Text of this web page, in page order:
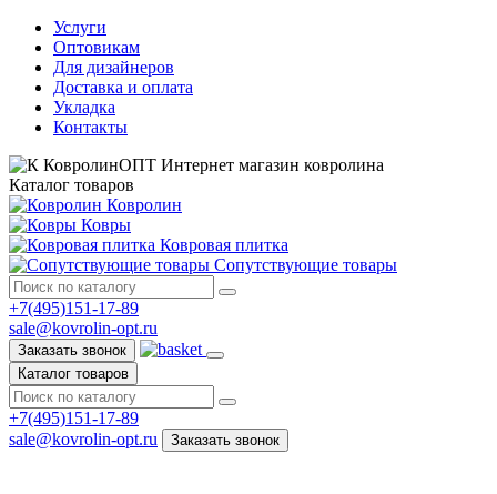
Услуги
Оптовикам
Для дизайнеров
Доставка и оплата
Укладка
Контакты
КовролинОПТ Интернет магазин ковролина
Каталог товаров
Ковролин
Ковры
Ковровая плитка
Сопутствующие товары
+7(495)151-17-89
sale@kovrolin-opt.ru
Заказать звонок
Каталог товаров
+7(495)151-17-89
sale@kovrolin-opt.ru
Заказать звонок